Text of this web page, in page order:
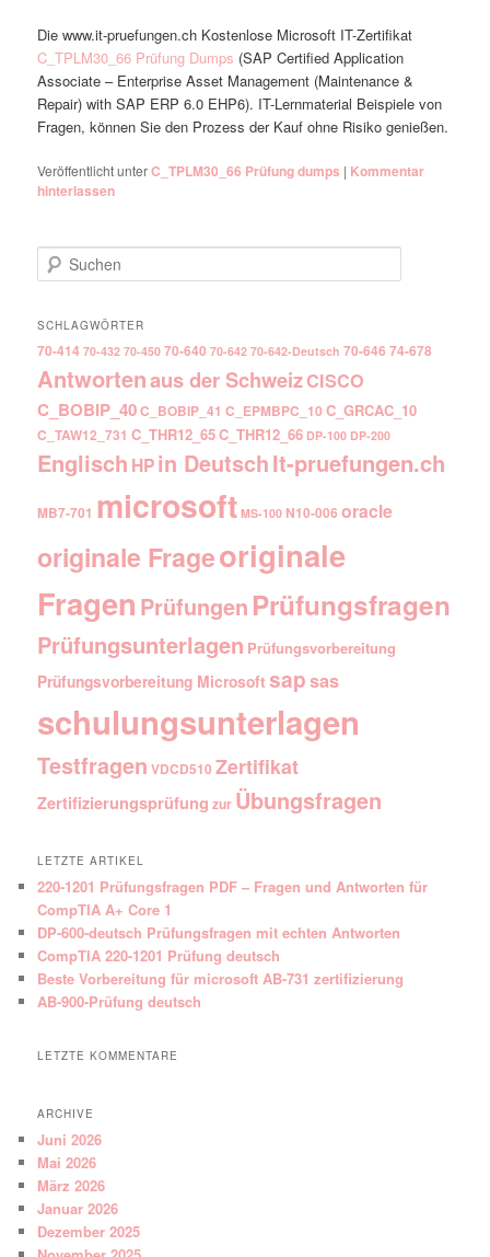
Die www.it-pruefungen.ch Kostenlose Microsoft IT-Zertifikat
C_TPLM30_66 Prüfung Dumps (SAP Certified Application
Associate – Enterprise Asset Management (Maintenance &
Repair) with SAP ERP 6.0 EHP6). IT-Lernmaterial Beispiele von
Fragen, können Sie den Prozess der Kauf ohne Risiko genießen.
Veröffentlicht unterC_TPLM30_66 Prüfung dumps | Kommentar
hinterlassen
Suchen
SCHLAGWÖRTER
70-414 70-432 70-450 70-640 70-642 70-642-Deutsch 70-646 74-678
Antwortenaus der SchweizCISCO
C_BOBIP_40C_BOBIP_41 C_EPMBPC_10 C_GRCAC_10
C_TAW12_731 C_THR12_65C_THR12_66 DP-100 DP-200
Englisch HPin DeutschIt-pruefungen.ch
MB7-701 microsoft MS-100 N10-006 oracle
originale Frageoriginale
Fragen Prüfungen Prüfungsfragen
Prüfungsunterlagen Prüfungsvorbereitung
Prüfungsvorbereitung Microsoft sapsas
schulungsunterlagen
Testfragen VDCD510 Zertifikat
Zertifizierungsprüfung zur Übungsfragen
LETZTE ARTIKEL
220-1201 Prüfungsfragen PDF – Fragen und Antworten für
CompTIA A+ Core 1
DP-600-deutsch Prüfungsfragen mit echten Antworten
CompTIA 220-1201 Prüfung deutsch
Beste Vorbereitung für microsoft AB-731 zertifizierung
AB-900-Prüfung deutsch
LETZTE KOMMENTARE
ARCHIVE
Juni 2026
Mai 2026
März 2026
Januar 2026
Dezember 2025